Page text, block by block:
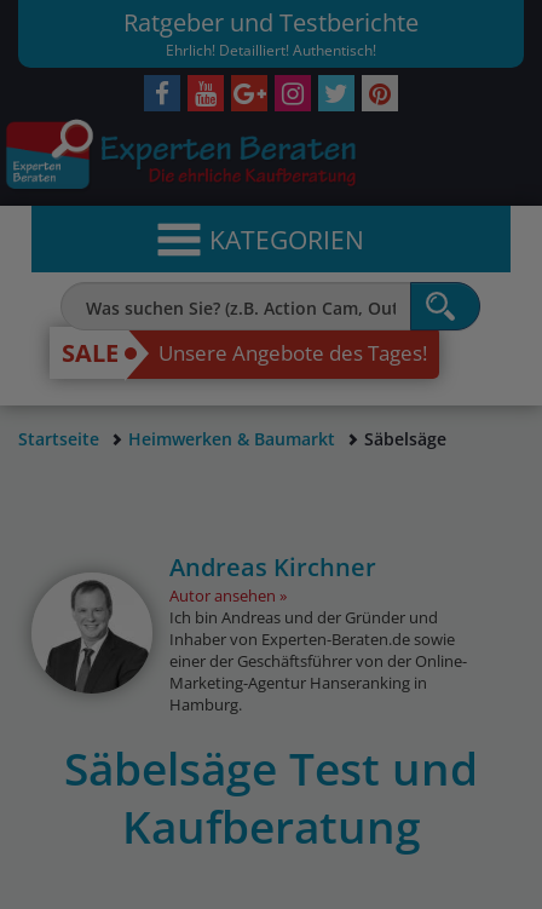
Ratgeber und Testberichte
Ehrlich! Detailliert! Authentisch!
KATEGORIEN
SALE Unsere Angebote des Tages!
Startseite Heimwerken & Baumarkt Säbelsäge
Andreas Kirchner
Autor ansehen
Ich bin Andreas und der Gründer und
Inhaber von Experten-Beraten.de sowie
einer der Geschäftsführer von der Online-
Marketing-Agentur Hanseranking in
Hamburg.
Säbelsäge Test und
Kaufberatung